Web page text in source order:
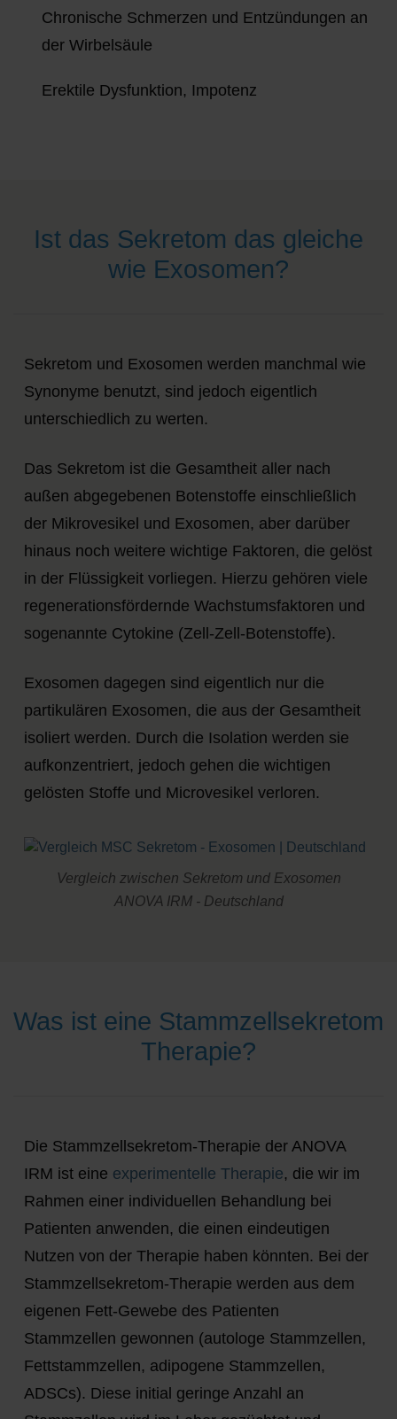
Chronische Schmerzen und Entzündungen an
der Wirbelsäule
Erektile Dysfunktion, Impotenz
Ist das Sekretom das gleiche
wie Exosomen?
Sekretom und Exosomen werden manchmal wie
Synonyme benutzt, sind jedoch eigentlich
unterschiedlich zu werten.
Das Sekretom ist die Gesamtheit aller nach
außen abgegebenen Botenstoffe einschließlich
der Mikrovesikel und Exosomen, aber darüber
hinaus noch weitere wichtige Faktoren, die gelöst
in der Flüssigkeit vorliegen. Hierzu gehören viele
regenerationsfördernde Wachstumsfaktoren und
sogenannte Cytokine (Zell-Zell-Botenstoffe).
Exosomen dagegen sind eigentlich nur die
partikulären Exosomen, die aus der Gesamtheit
isoliert werden. Durch die Isolation werden sie
aufkonzentriert, jedoch gehen die wichtigen
gelösten Stoffe und Microvesikel verloren.
Vergleich zwischen Sekretom und Exosomen
ANOVA IRM - Deutschland
Was ist eine Stammzellsekretom
Therapie?
Die Stammzellsekretom-Therapie der ANOVA
IRM ist eine experimentelle Therapie, die wir im
Rahmen einer individuellen Behandlung bei
Patienten anwenden, die einen eindeutigen
Nutzen von der Therapie haben könnten. Bei der
Stammzellsekretom-Therapie werden aus dem
eigenen Fett-Gewebe des Patienten
Stammzellen gewonnen (autologe Stammzellen,
Fettstammzellen, adipogene Stammzellen,
ADSCs). Diese initial geringe Anzahl an